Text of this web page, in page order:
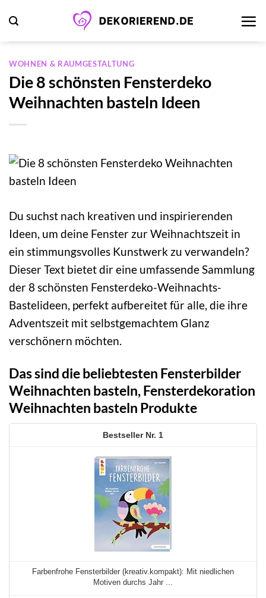
Inhalt
springen
WOHNEN & RAUMGESTALTUNG
Die 8 schönsten Fensterdeko
Weihnachten basteln Ideen
Du suchst nach kreativen und inspirierenden
Ideen, um deine Fenster zur Weihnachtszeit in
ein stimmungsvolles Kunstwerk zu verwandeln?
Dieser Text bietet dir eine umfassende Sammlung
der 8 schönsten Fensterdeko-Weihnachts-
Bastelideen, perfekt aufbereitet für alle, die ihre
Adventszeit mit selbstgemachtem Glanz
verschönern möchten.
Das sind die beliebtesten Fensterbilder
Weihnachten basteln, Fensterdekoration
Weihnachten basteln Produkte
1
Farbenfrohe Fensterbilder (kreativ.kompakt): Mit niedlichen
Motiven durchs Jahr ...